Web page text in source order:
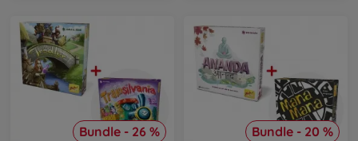
Bundle - 26 % Bundle - 20 %